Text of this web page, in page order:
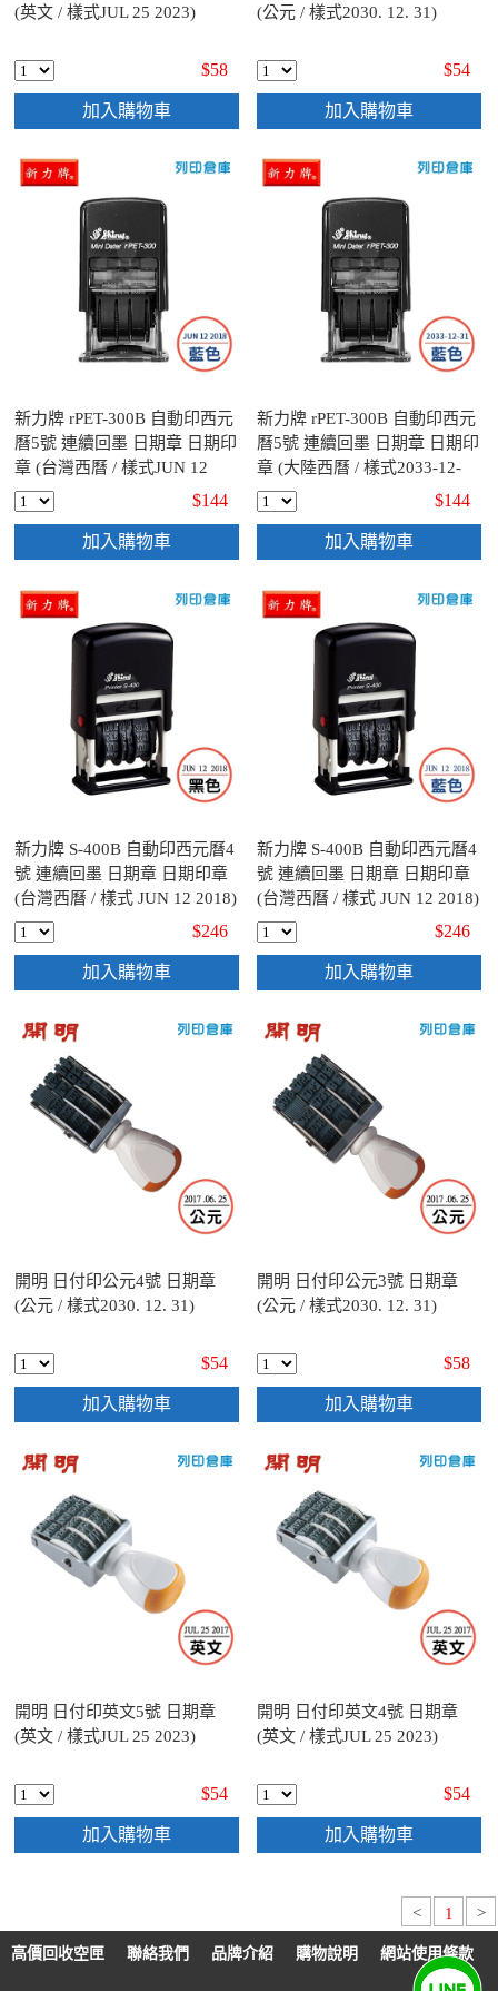
(英文 / 樣式JUL 25 2023)
$58
加入購物車
(公元 / 樣式2030. 12. 31)
$54
加入購物車
新力牌 rPET-300B 自動印西元
曆5號 連續回墨 日期章 日期印
章 (台灣西曆 / 樣式JUN 12
2018) - 藍色
$144
加入購物車
新力牌 rPET-300B 自動印西元
曆5號 連續回墨 日期章 日期印
章 (大陸西曆 / 樣式2033-12-
31) - 藍色
$144
加入購物車
新力牌 S-400B 自動印西元曆4
號 連續回墨 日期章 日期印章
(台灣西曆 / 樣式 JUN 12 2018)
- 黑色
$246
加入購物車
新力牌 S-400B 自動印西元曆4
號 連續回墨 日期章 日期印章
(台灣西曆 / 樣式 JUN 12 2018)
- 藍色
$246
加入購物車
開明 日付印公元4號 日期章
(公元 / 樣式2030. 12. 31)
$54
加入購物車
開明 日付印公元3號 日期章
(公元 / 樣式2030. 12. 31)
$58
加入購物車
開明 日付印英文5號 日期章
(英文 / 樣式JUL 25 2023)
$54
加入購物車
開明 日付印英文4號 日期章
(英文 / 樣式JUL 25 2023)
$54
加入購物車
< 1 >
高價回收空匣 聯絡我們 品牌介紹 購物說明 網站使用條款